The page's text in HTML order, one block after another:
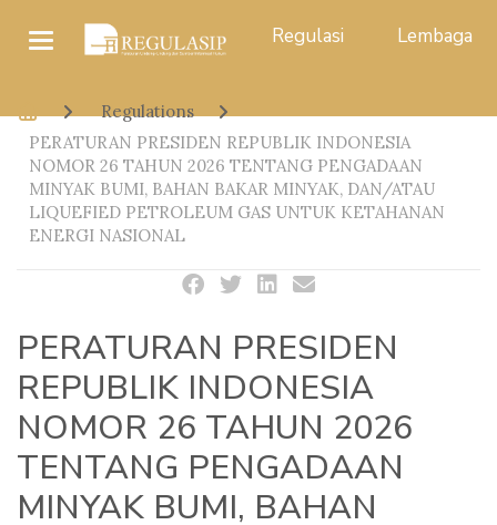
Regulasi Lembaga
Regulations
PERATURAN PRESIDEN REPUBLIK INDONESIA
NOMOR 26 TAHUN 2026 TENTANG PENGADAAN
MINYAK BUMI, BAHAN BAKAR MINYAK, DAN/ATAU
LIQUEFIED PETROLEUM GAS UNTUK KETAHANAN
ENERGI NASIONAL
PERATURAN PRESIDEN
REPUBLIK INDONESIA
NOMOR 26 TAHUN 2026
TENTANG PENGADAAN
MINYAK BUMI, BAHAN